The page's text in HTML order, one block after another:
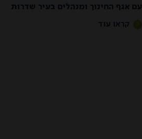
עם אגף החינוך ומנהלים בעיר שדרות
קראו עוד